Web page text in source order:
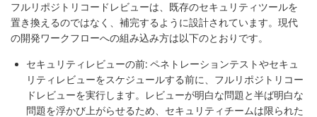
フルリポジトリコードレビューは、既存のセキュリティツールを
置き換えるのではなく、補完するように設計されています。現代
の開発ワークフローへの組み込み方は以下のとおりです。
セキュリティレビューの前: ペネトレーションテストやセキュ
リティレビューをスケジュールする前に、フルリポジトリコー
ドレビューを実行します。レビューが明白な問題と半ば明白な
問題を浮かび上がらせるため、セキュリティチームは限られた